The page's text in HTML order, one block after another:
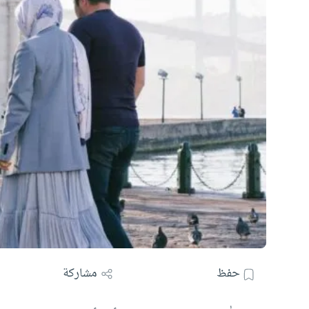
حفظ مشاركة